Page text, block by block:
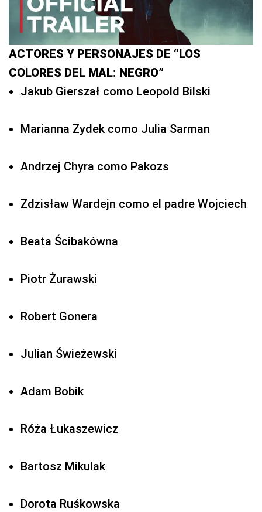
ACTORES Y PERSONAJES DE “LOS
COLORES DEL MAL: NEGRO”
Jakub Gierszał como Leopold Bilski
Marianna Zydek como Julia Sarman
Andrzej Chyra como Pakozs
Zdzisław Wardejn como el padre Wojciech
Beata Ścibakówna
Piotr Żurawski
Robert Gonera
Julian Świeżewski
Adam Bobik
Róża Łukaszewicz
Bartosz Mikulak
Dorota Ruśkowska